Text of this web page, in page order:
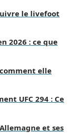
le livefoot
2026 : ce que
elle
UFC 294 : Ce
et ses